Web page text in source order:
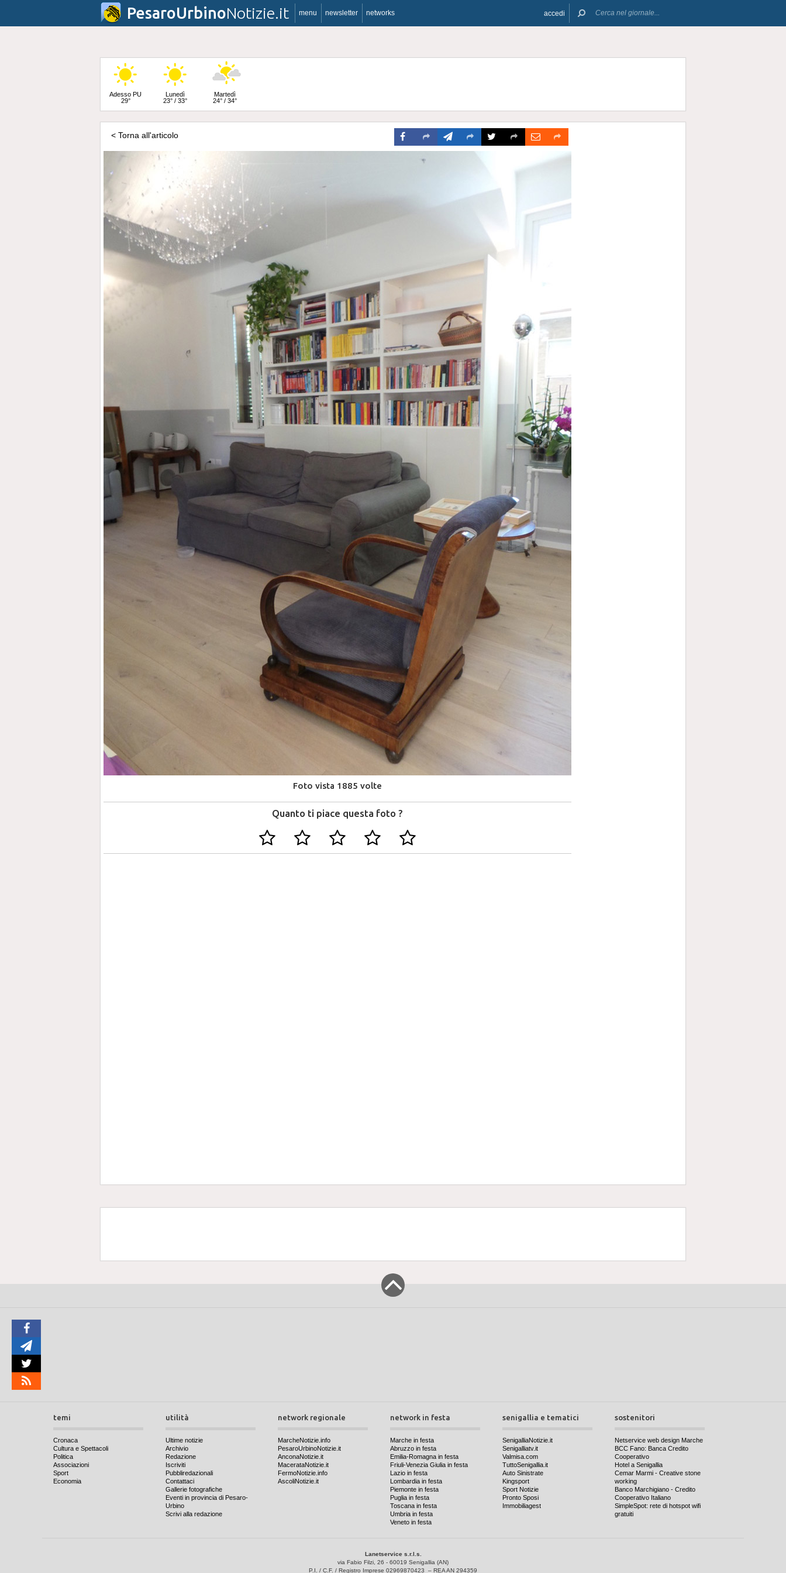
PesaroUrbinoNotizie.it menu newsletter networks accedi
Adesso PU
29°
Lunedì
23° / 33°
Martedì
24° / 34°
24° / 33°
< Torna all'articolo
Foto vista 1885 volte
Quanto ti piace questa foto ?
temi
Cronaca
Cultura e Spettacoli
Politica
Associazioni
Sport
Economia
utilità
Ultime notizie
Archivio
Redazione
Iscriviti
Pubbliredazionali
Contattaci
Gallerie fotografiche
Eventi in provincia di Pesaro-
Urbino
Scrivi alla redazione
network regionale
MarcheNotizie.info
PesaroUrbinoNotizie.it
AnconaNotizie.it
MacerataNotizie.it
FermoNotizie.info
AscoliNotizie.it
network in festa
Marche in festa
Abruzzo in festa
Emilia-Romagna in festa
Friuli-Venezia Giulia in festa
Lazio in festa
Lombardia in festa
Piemonte in festa
Puglia in festa
Toscana in festa
Umbria in festa
Veneto in festa
senigallia e tematici
SenigalliaNotizie.it
Senigalliatv.it
Valmisa.com
TuttoSenigallia.it
Auto Sinistrate
Kingsport
Sport Notizie
Pronto Sposi
Immobiliagest
sostenitori
Netservice web design Marche
BCC Fano: Banca Credito
Cooperativo
Hotel a Senigallia
Cemar Marmi - Creative stone
working
Banco Marchigiano - Credito
Cooperativo Italiano
SimpleSpot: rete di hotspot wifi
gratuiti
Lanetservice s.r.l.s.
via Fabio Filzi, 26 - 60019 Senigallia (AN)
P.I. / C.F. / Registro Imprese 02969870423 – REA AN 294359